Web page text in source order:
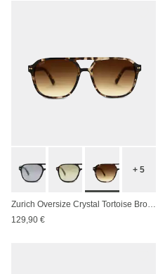
+ 5
Zurich Oversize Crystal Tortoise Brown
129,90 €